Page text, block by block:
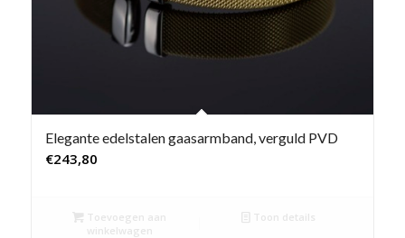
Elegante edelstalen gaasarmband, verguld PVD
€243,80
Toevoegen aan
winkelwagen
Toon details